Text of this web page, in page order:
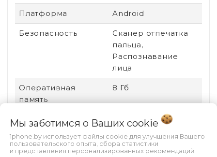
Платформа Android
Безопасность
Сканер отпечатка
пальца,
Распознавание
лица
Оперативная
память
8 Гб
Материал корпуса
Поддержка карт
памяти
Есть
Мы заботимся о Ваших cookie
1phone.by использует файлы cookie для улучшения Вашего
пользовательского опыта, сбора статистики
и представления персонализированных рекомендаций.